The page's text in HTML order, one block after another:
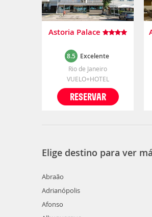
Astoria Palace
8.5 Excelente
Rio de Janeiro
VUELO+HOTEL
RESERVAR
Elige destino para ver
Abraão
Adrianópolis
Afonso